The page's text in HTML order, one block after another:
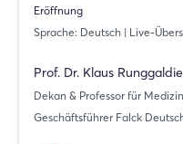
Eröffnung
Sprache: Deutsch | Live-
Prof. Dr. Klaus
Dekan & Professor für
Geschäftsführer Falck